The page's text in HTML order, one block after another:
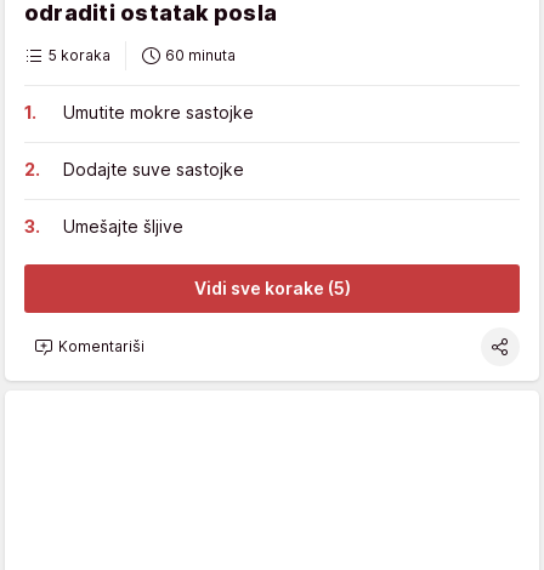
odraditi ostatak posla
5 koraka 60 minuta
Umutite mokre sastojke
Dodajte suve sastojke
Umešajte šljive
Vidi sve korake (5)
Komentariši